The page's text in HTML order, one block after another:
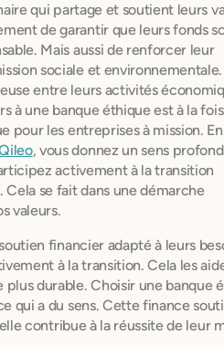
qui partage et soutient leurs
de garantir que leurs fonds
Mais aussi de renforcer leur
sociale et
entre leurs activités
à une banque éthique est à la
pour les entreprises à mission.
, vous donnez un sens
activement à la transition
se fait dans une démarche
valeurs.
financier adapté à leurs
à la transition. Cela les
durable. Choisir une banque
qui a du sens. Cette finance
contribue à la réussite de leur